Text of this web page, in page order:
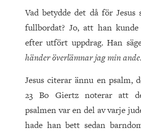
Vad betydde det då för
fullbordat? Jo, att han
efter utfört uppdrag. Han
händer överlämnar jag min ande.
Jesus citerar ännu en psalm,
23 Bo Giertz noterar att
psalmen var en del av varje
hade han bett sedan